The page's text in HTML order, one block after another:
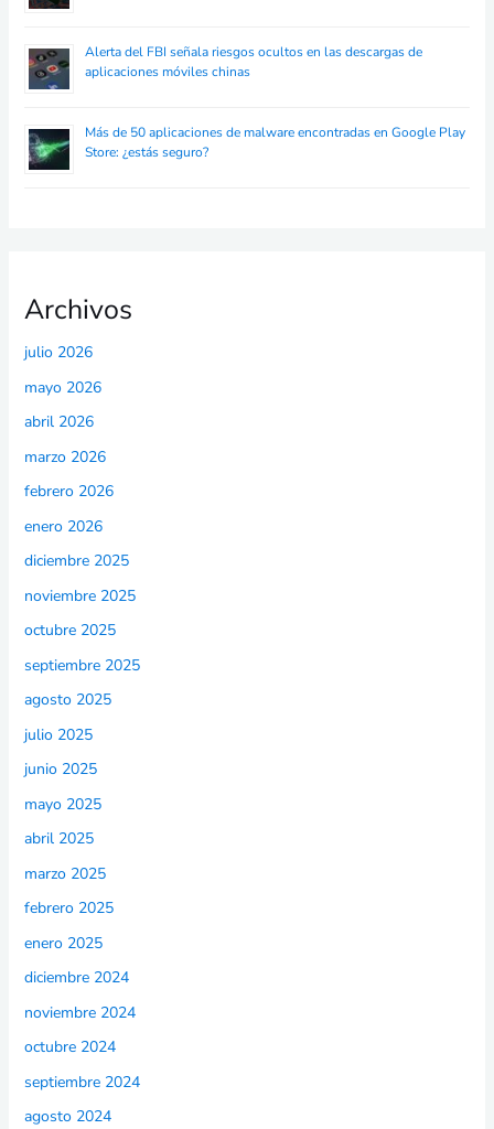
Alerta del FBI señala riesgos ocultos en las descargas de
aplicaciones móviles chinas
Más de 50 aplicaciones de malware encontradas en Google Play
Store: ¿estás seguro?
Archivos
julio 2026
mayo 2026
abril 2026
marzo 2026
febrero 2026
enero 2026
diciembre 2025
noviembre 2025
octubre 2025
septiembre 2025
agosto 2025
julio 2025
junio 2025
mayo 2025
abril 2025
marzo 2025
febrero 2025
enero 2025
diciembre 2024
noviembre 2024
octubre 2024
septiembre 2024
agosto 2024